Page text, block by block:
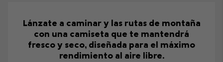
Lánzate a caminar y las rutas de montaña
con una camiseta que te mantendrá
fresco y seco, diseñada para el máximo
rendimiento al aire libre.